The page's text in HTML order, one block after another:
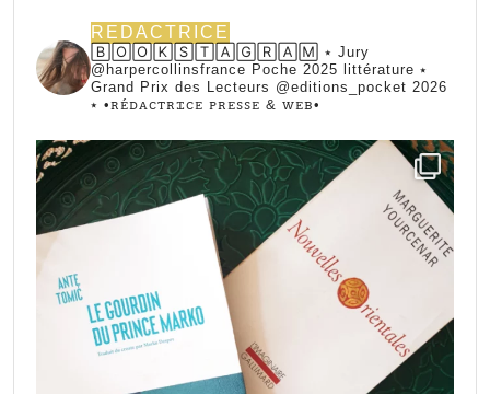
REDACTRICE
🄱🄾🄾🄺🅂🅃🄰🄶🅁🄰🄼 ⭑ Jury
@harpercollinsfrance Poche 2025 littérature ⭑
Grand Prix des Lecteurs @editions_pocket 2026
⭑ •ꭱꭼ́ꭰꭺꮯꭲꭱꮖꮯꭼ ꮲꭱꭼꮪꮪꭼ & ꮃꭼᏼ•